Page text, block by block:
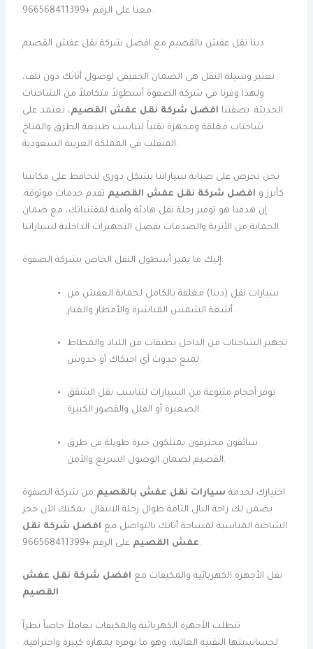
معنا على الرقم +966568411399.
دينا نقل عفش بالقصيم مع افضل شركة نقل عفش القصيم
تعتبر وسيلة النقل هي الضمان الحقيقي لوصول أثاثك دون تلف،
ولهذا وفرنا في شركة الصفوة أسطولاً متكاملاً من الشاحنات
الحديثة. بصفتنا افضل شركة نقل عفش القصيم، نعتمد على
شاحنات مغلقة ومجهزة تقنياً لتناسب طبيعة الطرق والمناخ
المتقلب في المملكة العربية السعودية.
نحن نحرص على صيانة سياراتنا بشكل دوري لنحافظ على مكانتنا
كأبرز و افضل شركة نقل عفش القصيم تقدم خدمات موثوقة.
إن هدفنا هو توفير رحلة نقل هادئة وآمنة لمقتنياتك، مع ضمان
الحماية من الأتربة والصدمات بفضل التجهيزات الداخلية لسياراتنا.
إليك ما يميز أسطول النقل الخاص بشركة الصفوة:
سيارات نقل (دينا) مغلقة بالكامل لحماية العفش من
أشعة الشمس المباشرة والأمطار والغبار.
تجهيز الشاحنات من الداخل بطبقات من اللباد والمطاط
لمنع حدوث أي احتكاك أو خدوش.
توفر أحجام متنوعة من السيارات لتناسب نقل الشقق
الصغيرة أو الفلل والقصور الكبيرة.
سائقون محترفون يمتلكون خبرة طويلة في طرق
القصيم لضمان الوصول السريع والآمن.
اختيارك لخدمة سيارات نقل عفش بالقصيم من شركة الصفوة
يضمن لك راحة البال التامة طوال رحلة الانتقال. يمكنك الآن حجز
الشاحنة المناسبة لمساحة أثاثك بالتواصل مع افضل شركة نقل
عفش القصيمعلى الرقم +966568411399.
نقل الأجهزة الكهربائية والمكيفات مع افضل شركة نقل عفش
القصيم
تتطلب الأجهزة الكهربائية والمكيفات تعاملاً خاصاً نظراً
لحساسيتها التقنية العالية، وهو ما نوفره بمهارة كبيرة واحترافية.